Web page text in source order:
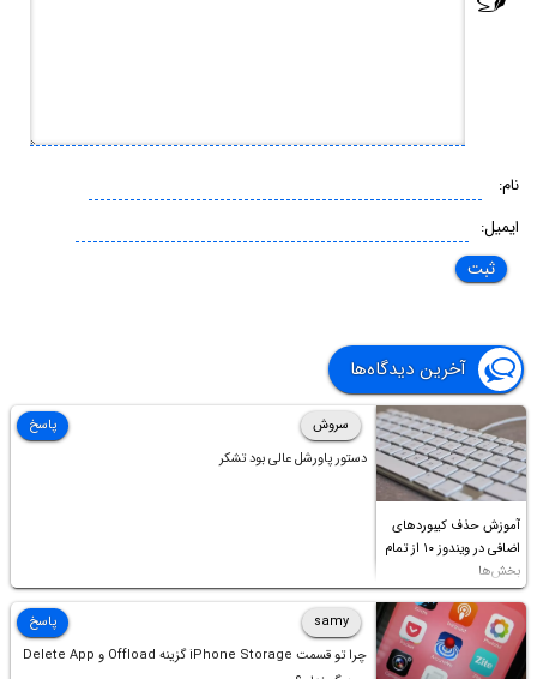
نام:
ایمیل:
آخرین دیدگاه‌ها
آموزش حذف کیبوردهای
اضافی در ویندوز ۱۰ از تمام
بخش‌ها
سروش
دستور پاورشل عالی بود تشکر
پاسخ
samy
چرا تو قسمت iPhone Storage گزینه Offload و Delete App
پاسخ